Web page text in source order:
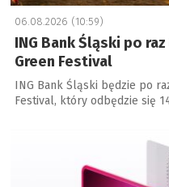
06.08.2026 (10:59)
ING Bank Śląski po
Green Festival
ING Bank Śląski będzie po
Festival, który odbędzie się